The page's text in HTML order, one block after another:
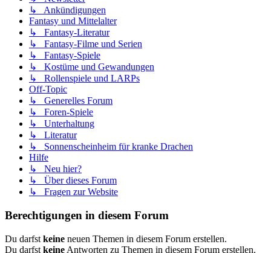
↳ Ankündigungen
Fantasy und Mittelalter
↳ Fantasy-Literatur
↳ Fantasy-Filme und Serien
↳ Fantasy-Spiele
↳ Kostüme und Gewandungen
↳ Rollenspiele und LARPs
Off-Topic
↳ Generelles Forum
↳ Foren-Spiele
↳ Unterhaltung
↳ Literatur
↳ Sonnenscheinheim für kranke Drachen
Hilfe
↳ Neu hier?
↳ Über dieses Forum
↳ Fragen zur Website
Berechtigungen in diesem Forum
Du darfst keine neuen Themen in diesem Forum erstellen.
Du darfst keine Antworten zu Themen in diesem Forum erstellen.